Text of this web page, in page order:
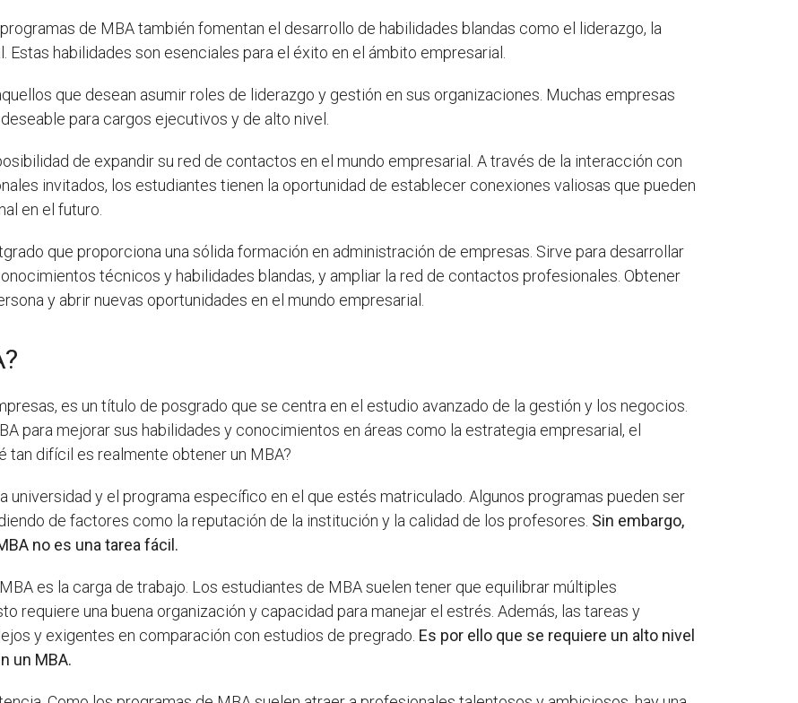
de MBA también fomentan el desarrollo de habilidades blandas como el liderazgo, la
habilidades son esenciales para el éxito en el ámbito empresarial.
que desean asumir roles de liderazgo y gestión en sus organizaciones. Muchas empresas
para cargos ejecutivos y de alto nivel.
de expandir su red de contactos en el mundo empresarial. A través de la interacción con
invitados, los estudiantes tienen la oportunidad de establecer conexiones valiosas que pueden
en el futuro.
que proporciona una sólida formación en administración de empresas. Sirve para desarrollar
técnicos y habilidades blandas, y ampliar la red de contactos profesionales. Obtener
y abrir nuevas oportunidades en el mundo empresarial.
es un título de posgrado que se centra en el estudio avanzado de la gestión y los negocios.
para mejorar sus habilidades y conocimientos en áreas como la estrategia empresarial, el
tan difícil es realmente obtener un MBA?
universidad y el programa específico en el que estés matriculado. Algunos programas pueden ser
de factores como la reputación de la institución y la calidad de los profesores. Sin embargo,
no es una tarea fácil.
es la carga de trabajo. Los estudiantes de MBA suelen tener que equilibrar múltiples
requiere una buena organización y capacidad para manejar el estrés. Además, las tareas y
y exigentes en comparación con estudios de pregrado. Es por ello que se requiere un alto nivel
un MBA.